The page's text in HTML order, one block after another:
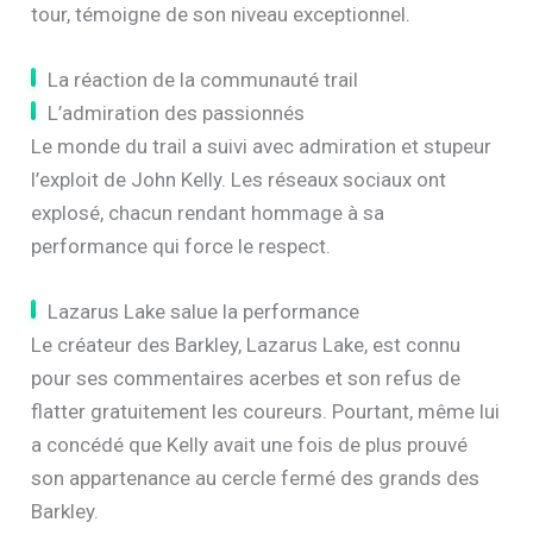
tour, témoigne de son niveau exceptionnel.
La réaction de la communauté trail
L’admiration des passionnés
Le monde du trail a suivi avec admiration et stupeur
l’exploit de John Kelly. Les réseaux sociaux ont
explosé, chacun rendant hommage à sa
performance qui force le respect.
Lazarus Lake salue la performance
Le créateur des Barkley, Lazarus Lake, est connu
pour ses commentaires acerbes et son refus de
flatter gratuitement les coureurs. Pourtant, même lui
a concédé que Kelly avait une fois de plus prouvé
son appartenance au cercle fermé des grands des
Barkley.